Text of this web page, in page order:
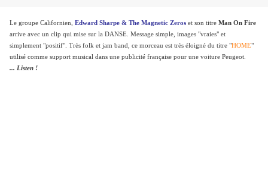
Le groupe Californien, Edward Sharpe & The Magnetic Zeros et son titre Man On Fire
arrive avec un clip qui mise sur la DANSE. Message simple, images "vraies" et
simplement "positif". Très folk et jam band, ce morceau est très éloigné du titre "HOME"
utilisé comme support musical dans une publicité française pour une voiture Peugeot.
... Listen !